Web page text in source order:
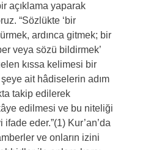
açıklama yaparak
“Sözlükte ‘bir
ardınca gitmek; bir
veya sözü bildirmek’
kıssa kelimesi bir
ait hâdiselerin adım
takip edilerek
edilmesi ve bu niteliği
ifade eder.”(1) Kur’an’da
ve onların izini